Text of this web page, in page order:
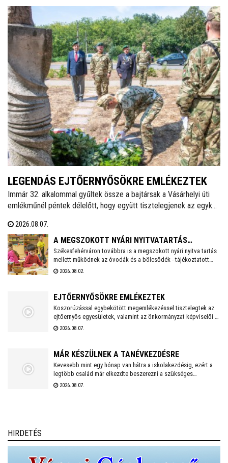
LEGENDÁS EJTŐERNYŐSÖKRE EMLÉKEZTEK
Immár 32. alkalommal gyűltek össze a bajtársak a Vásárhelyi úti
emlékműnél péntek délelőtt, hogy együtt tisztelegjenek az egykori
Veterán Repülők és Ejtőernyősök Fejér Megyei Egyesülete ezzel a
rendezvénnyel őrzi az a második világháború után újjászervezett,
1951-től 1954-ig Székesfehérváron ismertté vált ejtőernyős
alakulat emlékét.
2026.08.07.
A MEGSZOKOTT NYÁRI NYITVATARTÁS
MELLETT MŰKÖDNEK A FEHÉRVÁRI ÓVODÁK ÉS
BÖLCSŐDÉK
Székesfehérváron továbbra is a megszokott nyári nyitva tartás
mellett működnek az óvodák és a bölcsődék - tájékoztatott
közösségi oldalán a város polgármestere. Hétfőtől is tehát a
2026.08.02.
EJTŐERNYŐSÖKRE EMLÉKEZTEK
Koszorúzással egybekötött megemlékezéssel tisztelegtek az
ejtőernyős egyesületek, valamint az önkormányzat képviselői a
Repülős és Ejtőernyős Emlékműnél. A jelenlévők a 62. Önálló
2026.08.07.
MÁR KÉSZÜLNEK A TANÉVKEZDÉSRE
Kevesebb mint egy hónap van hátra a iskolakezdésig, ezért a
legtöbb család már elkezdte beszerezni a szükséges
tanszereket. A fehérvári papír-írószer üzletek már július eleje
2026.08.07.
HIRDETÉS